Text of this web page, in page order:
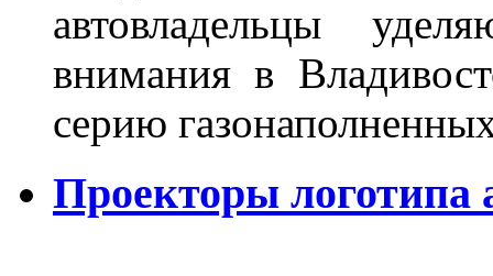
автовладельцы
внимания в
серию
Проекторы логотипа